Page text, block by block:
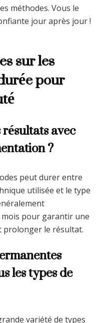
méthodes. Vous le
jour après jour !
sur les
pour
avec
?
peut durer entre
utilisée et le type
mois pour garantir une
prolonger le résultat.
les types de
variété de types